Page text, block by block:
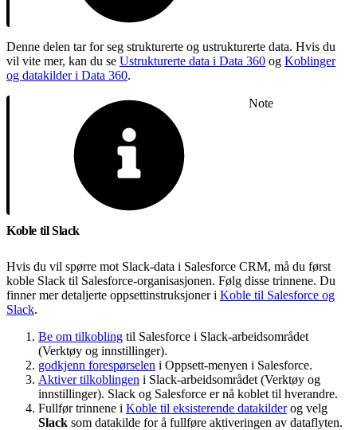
Denne delen tar for seg strukturerte og ustrukturerte data. Hvis du
vil vite mer, kan du se Ustrukturerte data i Data 360 og Koblinger
og datakilder i Data 360.
Note
Koble til Slack
Hvis du vil spørre mot Slack-data i Salesforce CRM, må du først
koble Slack til Salesforce-organisasjonen. Følg disse trinnene. Du
finner mer detaljerte oppsettinstruksjoner i Koble til Salesforce og
Slack.
Be om tilkobling til Salesforce i Slack-arbeidsområdet
(Verktøy og innstillinger).
godkjenn forespørselen i Oppsett-menyen i Salesforce.
Aktiver tilkoblingen i Slack-arbeidsområdet (Verktøy og
innstillinger). Slack og Salesforce er nå koblet til hverandre.
Fullfør trinnene i Koble til eksisterende datakilderog velg
Slack som datakilde for å fullføre aktiveringen av dataflyten.